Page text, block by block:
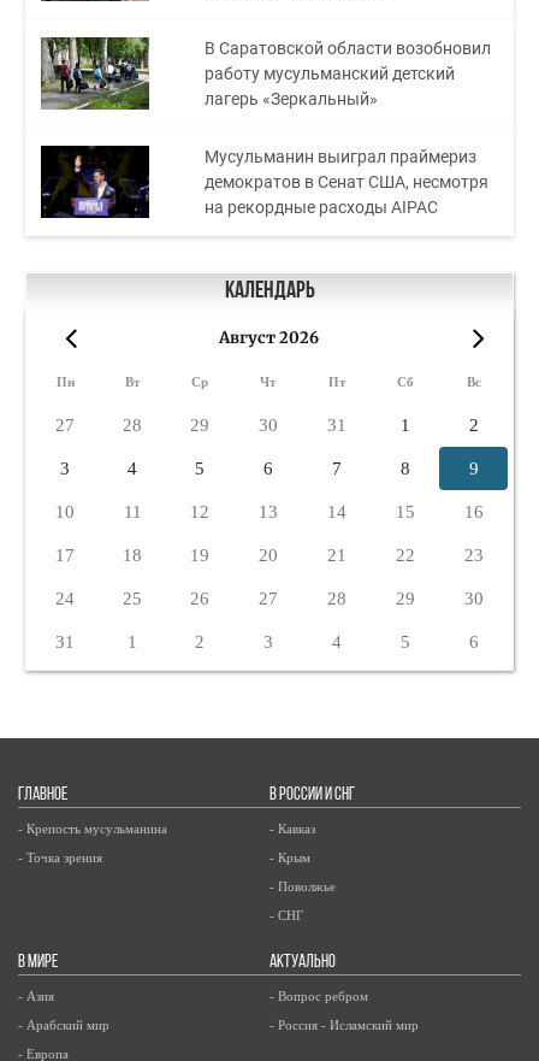
В Саратовской области возобновил
работу мусульманский детский
лагерь «Зеркальный»
Мусульманин выиграл праймериз
демократов в Сенат США, несмотря
на рекордные расходы AIPAC
Календарь
Август 2026
Пн Вт Ср Чт Пт Сб Вс
27 28 29 30 31 1 2
3 4 5 6 7 8 9
10 11 12 13 14 15 16
17 18 19 20 21 22 23
24 25 26 27 28 29 30
31 1 2 3 4 5 6
ГЛАВНОЕ
- Крепость мусульманина
- Точка зрения
В РОССИИ И СНГ
- Кавказ
- Крым
- Поволжье
- СНГ
В МИРЕ
- Азия
- Арабский мир
- Европа
АКТУАЛЬНО
- Вопрос ребром
- Россия - Исламский мир